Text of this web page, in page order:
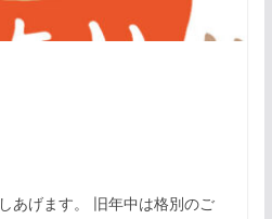
あげます。 旧年中は格別のご